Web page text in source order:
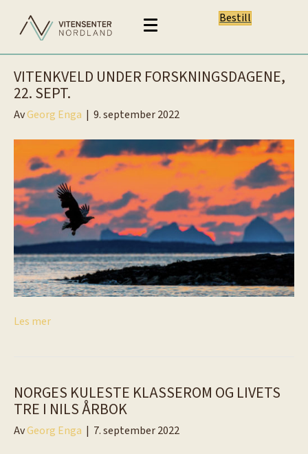
Bestill
VITENKVELD UNDER FORSKNINGSDAGENE,
22. SEPT.
AvGeorg Enga | 9. september 2022
Les mer
NORGES KULESTE KLASSEROM OG LIVETS
TRE I NILS ÅRBOK
AvGeorg Enga | 7. september 2022